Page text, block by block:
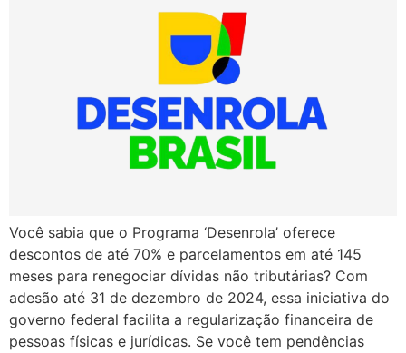
Você sabia que o Programa ‘Desenrola’ oferece
descontos de até 70% e parcelamentos em até 145
meses para renegociar dívidas não tributárias? Com
adesão até 31 de dezembro de 2024, essa iniciativa do
governo federal facilita a regularização financeira de
pessoas físicas e jurídicas. Se você tem pendências